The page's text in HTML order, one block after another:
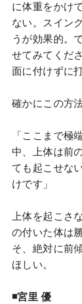
に体重をかけ
ない。スイン
うが効果的。
せてみてくだ
面に付けずに
確かにこの方
「ここまで極
中、上体は前
ても起こせな
けです」
上体を起こさ
の付いた体は
そ、絶対に前
ほしい。
◾️宮里 優